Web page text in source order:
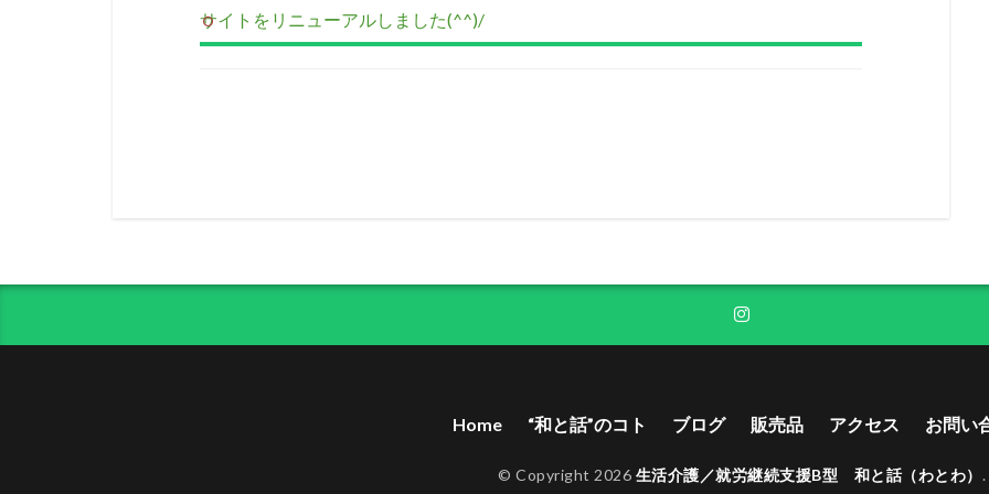
サイトをリニューアルしました(^^)/
Home “和と話”のコト ブログ 販売品 アクセス お問い
© Copyright 2026 生活介護／就労継続支援B型 和と話（わとわ） .